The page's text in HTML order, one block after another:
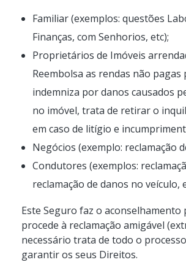
Familiar (exemplos: questões
Finanças, com Senhorios, etc);
Proprietários de Imóveis
Reembolsa as rendas não
indemniza por danos causados
no imóvel, trata de retirar o
em caso de litígio e
Negócios (exemplo: reclamação
Condutores (exemplos:
reclamação de danos no veículo,
Este Seguro faz o aconselhamento
procede à reclamação amigável
necessário trata de todo o
garantir os seus Direitos.